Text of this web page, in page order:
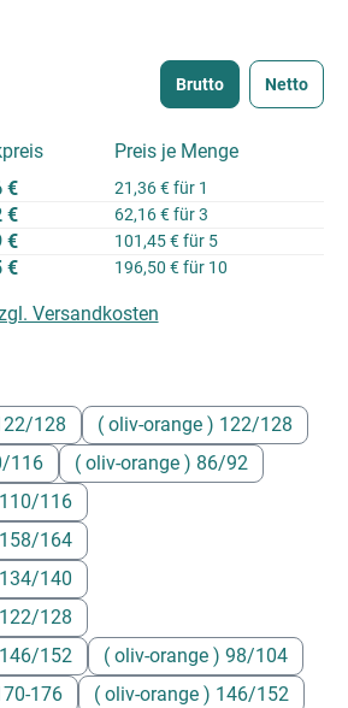
Brutto Netto
Preis je Menge
€
21,36 € für 1
€
62,16 € für 3
€
101,45 € für 5
€ 196,50 € für 10
Versandkosten
128
( oliv-orange ) 122/128
116
( oliv-orange ) 86/92
116
164
140
128
152
( oliv-orange ) 98/104
176
( oliv-orange ) 146/152